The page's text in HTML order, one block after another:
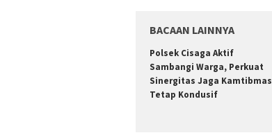
BACAAN LAINNYA
Polsek Cisaga Aktif
Sambangi Warga, Perkuat
Sinergitas Jaga Kamtibmas
Tetap Kondusif